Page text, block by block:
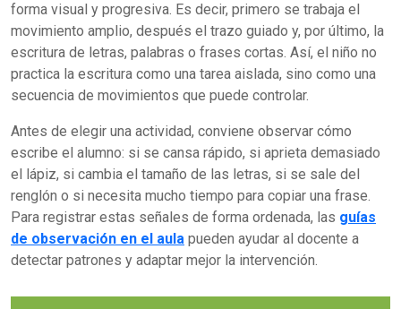
forma visual y progresiva. Es decir, primero se trabaja el
movimiento amplio, después el trazo guiado y, por último, la
escritura de letras, palabras o frases cortas. Así, el niño no
practica la escritura como una tarea aislada, sino como una
secuencia de movimientos que puede controlar.
Antes de elegir una actividad, conviene observar cómo
escribe el alumno: si se cansa rápido, si aprieta demasiado
el lápiz, si cambia el tamaño de las letras, si se sale del
renglón o si necesita mucho tiempo para copiar una frase.
Para registrar estas señales de forma ordenada, las guías
de observación en el aula pueden ayudar al docente a
detectar patrones y adaptar mejor la intervención.